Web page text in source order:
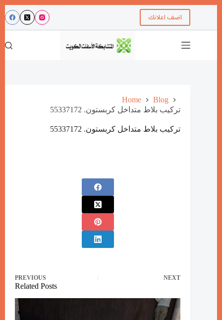
اضف اعلانك
Home
Blog
تركيب بلاط متداخل كربستون. 55337172
تركيب بلاط متداخل كربستون. 55337172
PREVIOUS NEXT
Related Posts